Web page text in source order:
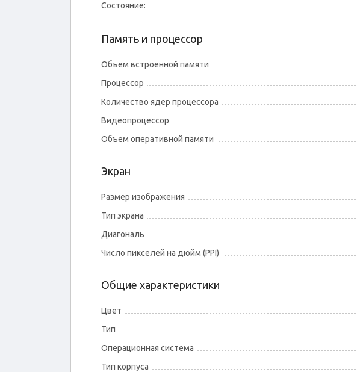
Состояние:
Память и процессор
Объем встроенной памяти
Процессор
Количество ядер процессора
Видеопроцессор
Объем оперативной памяти
Экран
Размер изображения
Тип экрана
Диагональ
Число пикселей на дюйм (PPI)
Общие характеристики
Цвет
Тип
Операционная система
Тип корпуса